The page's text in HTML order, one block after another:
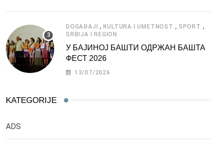
DOGAĐAJI ,KULTURA I UMETNOST , SPORT ,
SRBIJA I REGION
У БАЈИНОЈ БАШТИ ОДРЖАН БАШТА
ФЕСТ 2026
13/07/2026
KATEGORIJE
ADS